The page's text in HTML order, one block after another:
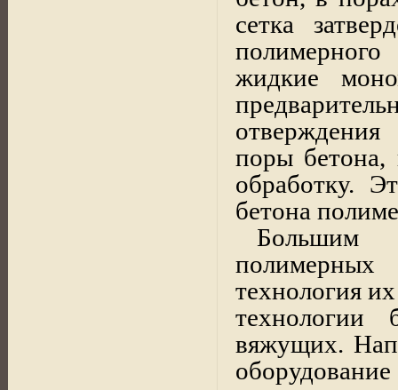
сетка
жидкие
отверждения
поры бетона,
обработку.
бетона
Большим
полимерных
технология
технологии
вяжущих.